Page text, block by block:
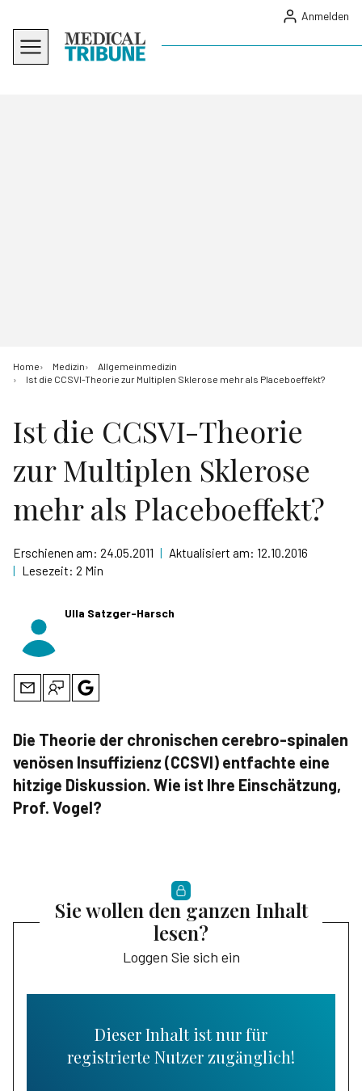
Anmelden
Home Medizin
Allgemeinmedizin
Ist die CCSVI-Theorie zur Multiplen Sklerose mehr als Placeboeffekt?
Ist die CCSVI-Theorie
zur Multiplen Sklerose
mehr als Placeboeffekt?
Erschienen am: 24.05.2011 | Aktualisiert am: 12.10.2016
| Lesezeit: 2 Min
Ulla Satzger-Harsch
Die Theorie der chronischen cerebro-spinalen
venösen Insuffizienz (CCSVI) entfachte eine
hitzige Diskussion. Wie ist Ihre Einschätzung,
Prof. Vogel?
Sie wollen den ganzen Inhalt
lesen?
Loggen Sie sich ein
Dieser Inhalt ist nur für
registrierte Nutzer zugänglich!